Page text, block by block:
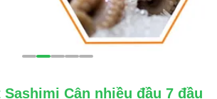
Cân nhiều đầu 7 đầu